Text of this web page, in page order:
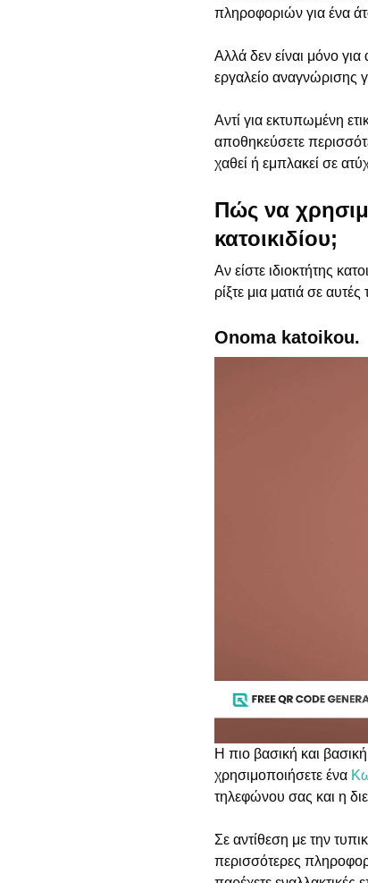
πληροφοριών για ένα
Αλλά δεν είναι μόνο
εργαλείο αναγνώρισης
Αντί για εκτυπωμένη
αποθηκεύσετε
χαθεί ή εμπλακεί σε
Πώς να
κατοικιδίου;
Αν είστε ιδιοκτήτης
ρίξτε μια ματιά σε
Onoma katoikou.
Η πιο βασική και
χρησιμοποιήσετε ένα
τηλεφώνου σας και η
Σε αντίθεση με την
περισσότερες